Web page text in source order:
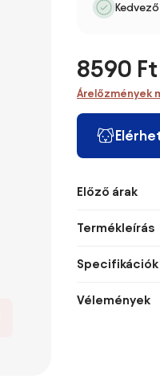
8590 Ft
Árelőzmények
Előző árak
Termékleírás
Specifikációk
Vélemények